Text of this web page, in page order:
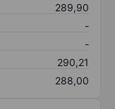
289,90
-
-
290,21
288,00